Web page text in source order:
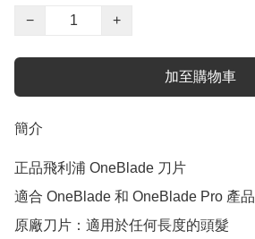
−
+
加至購物車
簡介
正品飛利浦 OneBlade 刀片
適合 OneBlade 和 OneBlade Pro 產品
原廠刀片：適用於任何長度的頭髮